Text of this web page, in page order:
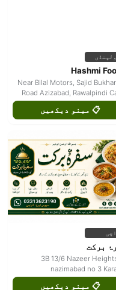
Hashmi
📍 Near Bilal Motors, Sajid
Road Azizabad, Rawalpindi
📋 مینو دیکھیں
برکت
📍 3B 13/6 Nazeer
nazimabad no 3
📋 مینو دیکھیں